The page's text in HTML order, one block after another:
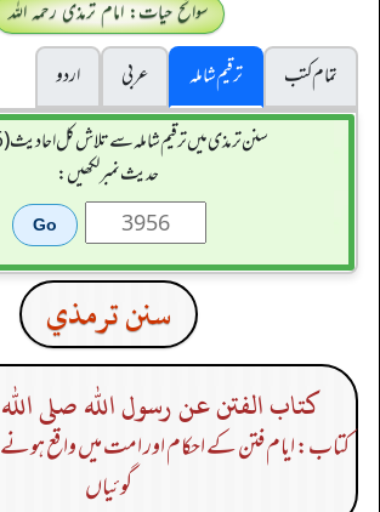
سوانح حیات: امام ترمذی رحمہ اللہ
تمام کتب
ترقیم شاملہ عربی
اردو
سنن ترمذی میں ترقیم شاملہ سے تلاش کل احادیث (3956)
حدیث نمبر لکھیں:
سنن ترمذي
كتاب الفتن عن رسول الله صلى
کتاب: ایام فتن کے احکام اور امت میں واقع
گوئیاں